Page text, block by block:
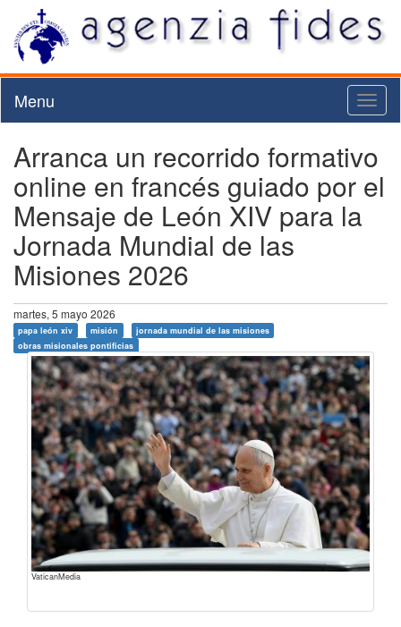
Menu
Arranca un recorrido formativo
online en francés guiado por el
Mensaje de León XIV para la
Jornada Mundial de las
Misiones 2026
martes, 5 mayo 2026
papa león xiv misión
jornada mundial de las misiones
obras misionales pontificias
VaticanMedia